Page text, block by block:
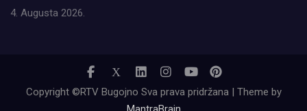
4. Augusta 2026.
Copyright ©RTV Bugojno Sva prava pridržana | Theme by